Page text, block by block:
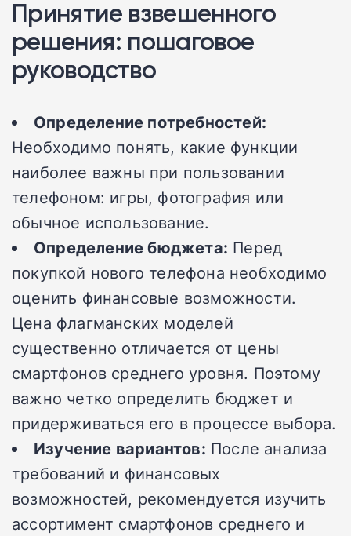
Принятие взвешенного
решения: пошаговое
руководство
Определение потребностей:
Необходимо понять, какие функции
наиболее важны при пользовании
телефоном: игры, фотография или
обычное использование.
Определение бюджета: Перед
покупкой нового телефона необходимо
оценить финансовые возможности.
Цена флагманских моделей
существенно отличается от цены
смартфонов среднего уровня. Поэтому
важно четко определить бюджет и
придерживаться его в процессе выбора.
Изучение вариантов: После анализа
требований и финансовых
возможностей, рекомендуется изучить
ассортимент смартфонов среднего и